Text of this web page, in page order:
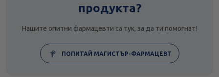
продукта?
Нашите опитни фармацевти са тук, за да ти помогнат!
ПОПИТАЙ МАГИСТЪР-ФАРМАЦЕВТ